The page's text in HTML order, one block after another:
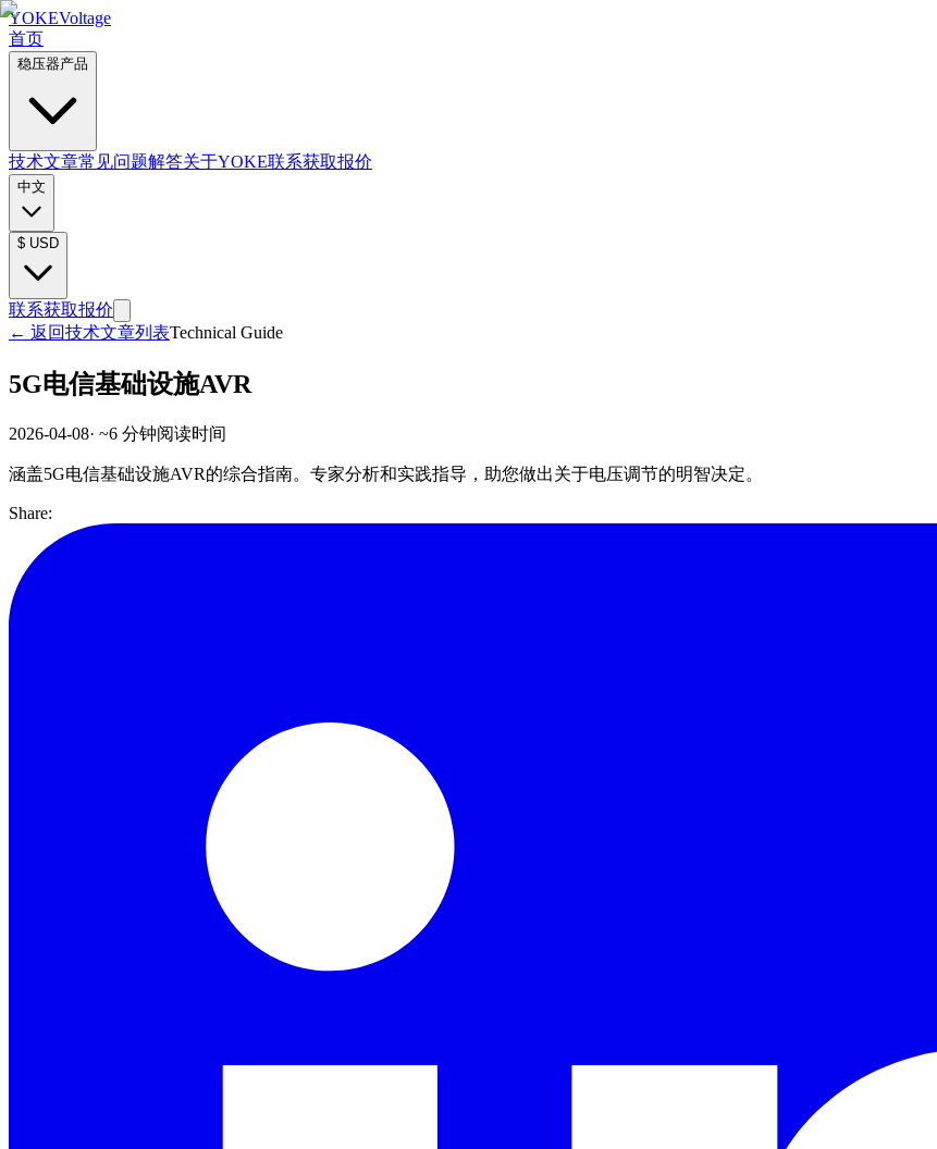
YOKEVoltage
首页
稳压器产品
技术文章常见问题解答关于YOKE联系获取报价
中文
$ USD
联系获取报价
← 返回技术文章列表Technical Guide
5G电信基础设施AVR
2026-04-08· ~6 分钟阅读时间
涵盖5G电信基础设施AVR的综合指南。专家分析和实践指导，助您做出关于电压调节的明智决定。
Share: